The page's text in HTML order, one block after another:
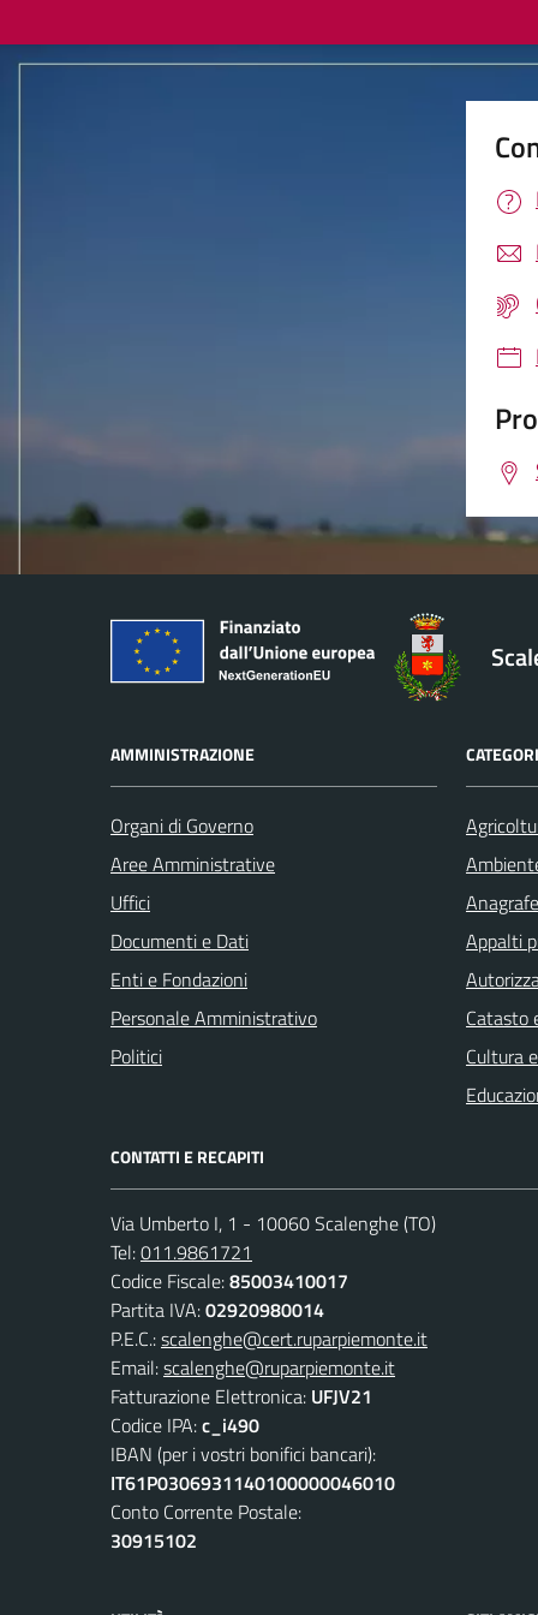
AMMINISTRAZIONE
Organi di Governo
Aree Amministrative
Uffici
Documenti e Dati
Enti e Fondazioni
Personale Amministrativo
Politici
Appalti
Catasto
Cultura
CONTATTI E RECAPITI
Via Umberto I, 1 - 10060 Scalenghe (TO)
Tel:011.9861721
Codice Fiscale:85003410017
Partita IVA:02920980014
P.E.C.:scalenghe@cert.ruparpiemonte.it
Email:scalenghe@ruparpiemonte.it
Fatturazione Elettronica: UFJV21
Codice IPA:c_i490
IBAN (per i vostri bonifici bancari):
IT61P0306931140100000046010
Conto Corrente Postale:
30915102